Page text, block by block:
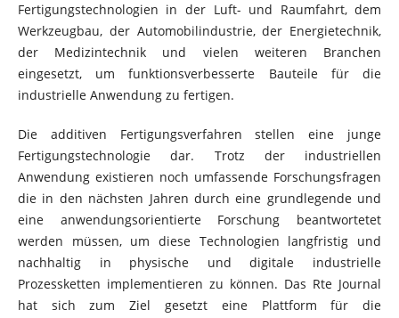
Fertigungstechnologien in der Luft- und Raumfahrt, dem
Werkzeugbau, der Automobilindustrie, der Energietechnik,
der Medizintechnik und vielen weiteren Branchen
eingesetzt, um funktionsverbesserte Bauteile für die
industrielle Anwendung zu fertigen.
Die additiven Fertigungsverfahren stellen eine junge
Fertigungstechnologie dar. Trotz der industriellen
Anwendung existieren noch umfassende Forschungsfragen
die in den nächsten Jahren durch eine grundlegende und
eine anwendungsorientierte Forschung beantwortetet
werden müssen, um diese Technologien langfristig und
nachhaltig in physische und digitale industrielle
Prozessketten implementieren zu können. Das Rte Journal
hat sich zum Ziel gesetzt eine Plattform für die